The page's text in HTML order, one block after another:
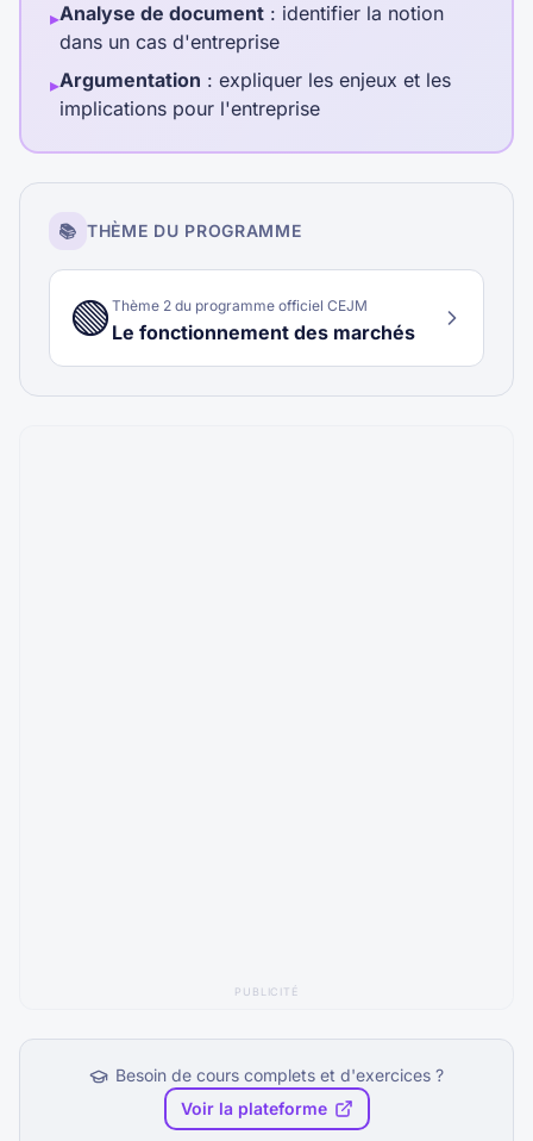
▸Analyse de document : identifier la notion
dans un cas d'entreprise
▸Argumentation : expliquer les enjeux et les
implications pour l'entreprise
📚 THÈME DU PROGRAMME
🟢 Thème 2 du programme officiel CEJM
Le fonctionnement des marchés
PUBLICITÉ
Besoin de cours complets et d'exercices ?
Voir la plateforme